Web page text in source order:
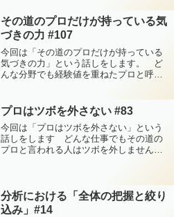
レゴリー警部は尋ねた。「ほかに私が注
意すべき点はありませんか...
その道のプロだけが持っている気
づきの力 #107
今回は「その道のプロだけが持っている
気づきの力」という話しをします。 ど
んな分野でも経験値を重ねたプロと呼ば
とでも一流のプロなら気がつきます。そ
こが一流のプロと素人との...
プロはツボを外さない #83
今回は「プロはツボを外さない」という
話しをします どんな仕事でもその道の
プロと言われる人はツボを外しません。
を目指すならいつもそのことを意識して
おきましょうということで...
分析における「全体の把握と絞り
込み」#14